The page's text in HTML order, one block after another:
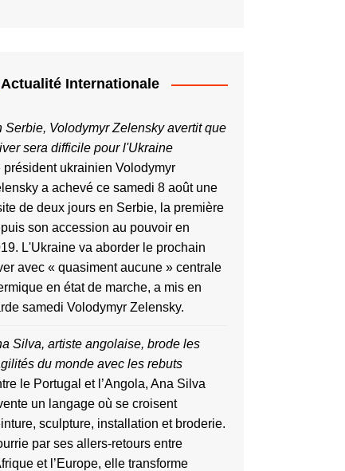
Actualité Internationale
Serbie, Volodymyr Zelensky avertit que
sera difficile pour l'Ukraine
président ukrainien Volodymyr
a achevé ce samedi 8 août une
de deux jours en Serbie, la première
​son accession au pouvoir ‌en
L'Ukraine va aborder le prochain
avec « quasiment aucune » centrale
en état de marche, a mis en
samedi Volodymyr Zelensky.
Silva, artiste angolaise, brode les
du monde avec les rebuts
le Portugal et l’Angola, Ana Silva
un langage où se croisent
sculpture, installation et broderie.
par ses allers-retours entre
et l’Europe, elle transforme